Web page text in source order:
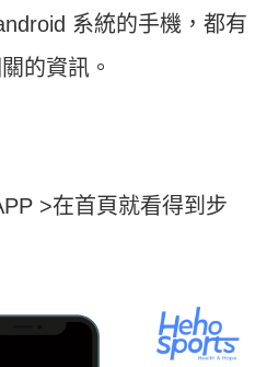
系統的手機，都有
的資訊。
>在首頁就看得到步